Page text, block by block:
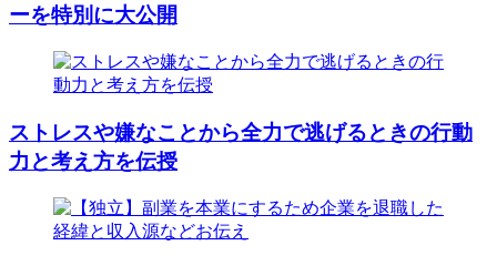
ーを特別に大公開
ストレスや嫌なことから全力で逃げるときの行動
力と考え方を伝授